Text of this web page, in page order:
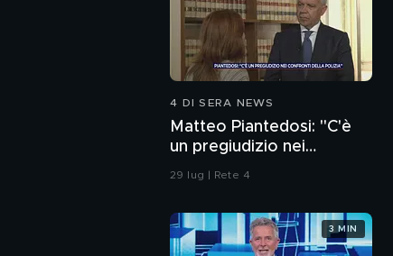
4 DI SERA NEWS
Matteo Piantedosi: "C'è
un pregiudizio nei
confronti della polizia"
29 lug | Rete 4
3 MIN